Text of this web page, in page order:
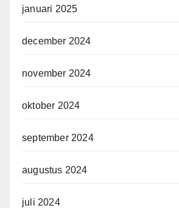
januari 2025
december 2024
november 2024
oktober 2024
september 2024
augustus 2024
juli 2024